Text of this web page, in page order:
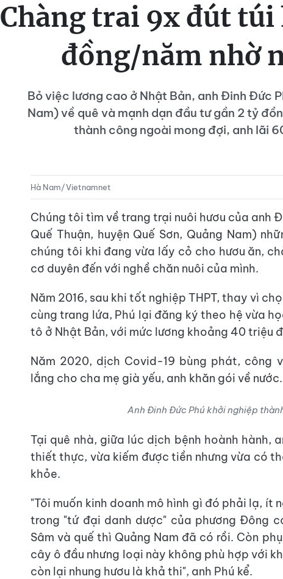
Chàng trai 9x đút
đồng/năm nhờ
Bỏ việc lương cao ở Nhật Bản, anh Đinh Đức
Nam) về quê và mạnh dạn đầu tư gần 2 tỷ
thành công ngoài mong đợi, anh lãi
Hà Nam/Vietnamnet
Chúng tôi tìm về trang trại nuôi hươu của anh
Quế Thuận, huyện Quế Sơn, Quảng Nam)
chúng tôi khi đang vừa lấy cỏ cho hươu ăn,
cơ duyên đến với nghề chăn nuôi của mình.
Năm 2016, sau khi tốt nghiệp THPT, thay vì
cùng trang lứa, Phú lại đăng ký theo hệ vừa
tô ở Nhật Bản, với mức lương khoảng 40 triệu
Năm 2020, dịch Covid-19 bùng phát, công
lắng cho cha mẹ già yếu, anh khăn gói về nước.
Anh Đinh Đức Phú khởi nghiệp
Tại quê nhà, giữa lúc dịch bệnh hoành hành,
thiết thực, vừa kiếm được tiền nhưng vừa có
khỏe.
"Tôi muốn kinh doanh mô hình gì đó phải lạ, ít
trong "tứ đại danh dược" của phương Đông
Sâm và quế thì Quảng Nam đã có rồi. Còn
cây ô đầu nhưng loại này không phù hợp với
còn lại nhung hươu là khả thi", anh Phú kể.